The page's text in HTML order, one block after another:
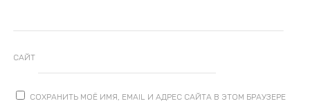
САЙТ
СОХРАНИТЬ МОЁ ИМЯ, EMAIL И АДРЕС САЙТА В ЭТОМ БРАУЗЕРЕ